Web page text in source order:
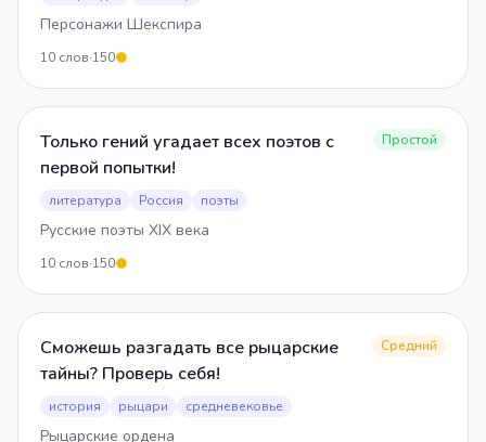
Персонажи Шекспира
10 слов·150
Только гений угадает всех поэтов с
первой попытки!
Простой
литература Россия поэты
Русские поэты XIX века
10 слов·150
Сможешь разгадать все рыцарские
тайны? Проверь себя!
Средний
история рыцари средневековье
Рыцарские ордена